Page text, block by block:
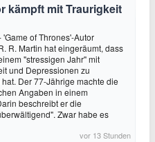
kämpft mit Traurigkeit
'Game of Thrones'-Autor
R. Martin hat eingeräumt, dass
"stressigen Jahr" mit
und Depressionen zu
Der 77-Jährige machte die
Angaben in einem
beschreibt er die
Zwar habe es
vor 13 Stunden